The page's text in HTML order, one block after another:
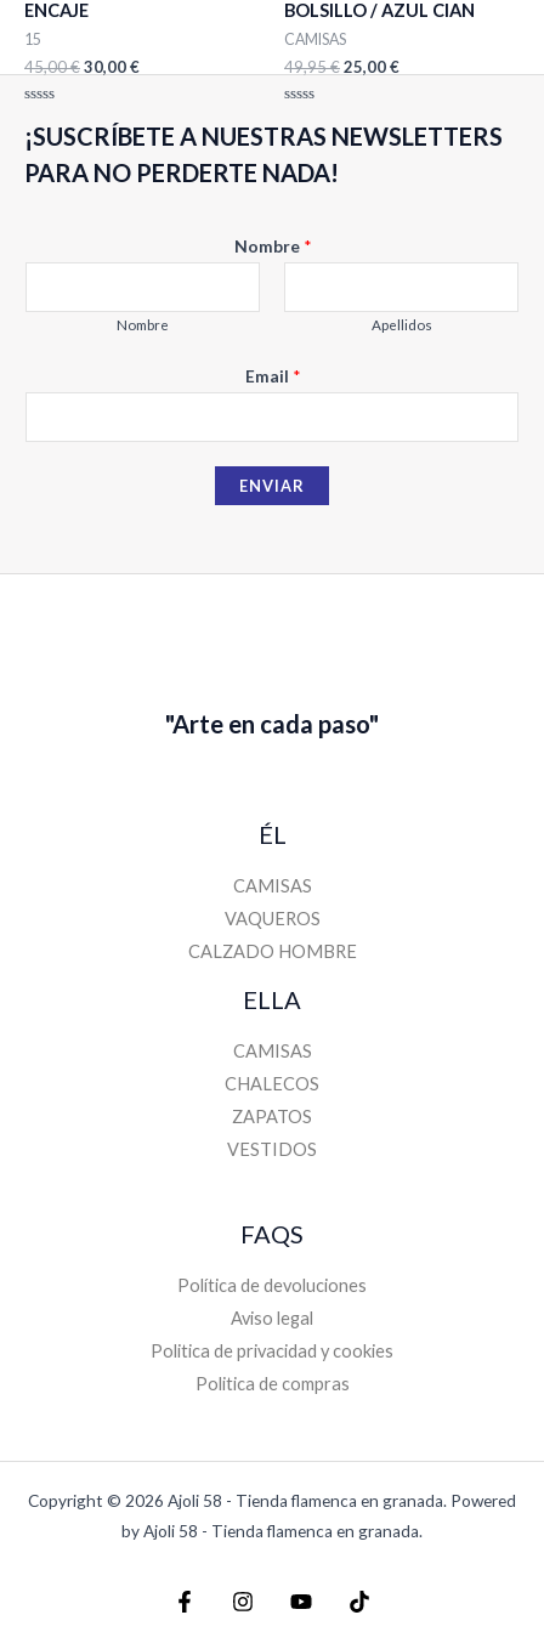
ENCAJE
15
45,00€30,00€
con
0
5
BOLSILLO / AZUL CIAN
CAMISAS
49,95€25,00€
con
0
5
¡SUSCRÍBETE A NUESTRAS NEWSLETTERS
PARA NO PERDERTE NADA!
m
N
m
b
r
Nombre *
Nombre Apellidos
Email *
ENVIAR
"Arte en cada paso"
ÉL
CAMISAS
VAQUEROS
CALZADO HOMBRE
ELLA
CAMISAS
CHALECOS
ZAPATOS
VESTIDOS
FAQS
Política de devoluciones
Aviso legal
Politica de privacidad y cookies
Politica de compras
Copyright © 2026 Ajoli 58 - Tienda flamenca en granada. Powered
by Ajoli 58 - Tienda flamenca en granada.